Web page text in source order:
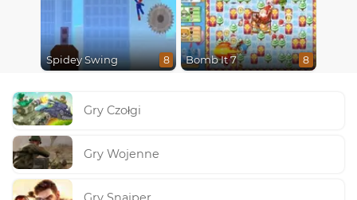
Spidey Swing 8 Bomb It 7 8
Gry Czołgi
Gry Wojenne